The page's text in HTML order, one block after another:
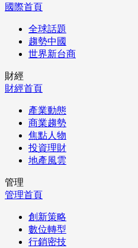
國際首頁
全球話題
趨勢中國
世界新台商
財經
財經首頁
產業動態
商業趨勢
焦點人物
投資理財
地產風雲
管理
管理首頁
創新策略
數位轉型
行銷密技